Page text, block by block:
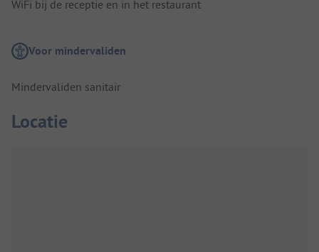
WiFi bij de receptie en in het restaurant
Voor mindervaliden
Mindervaliden sanitair
Locatie